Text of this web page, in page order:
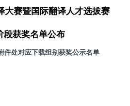
大赛暨国际翻译人才选拔赛
段获奖名单公布
件处对应下载组别获奖公示名单